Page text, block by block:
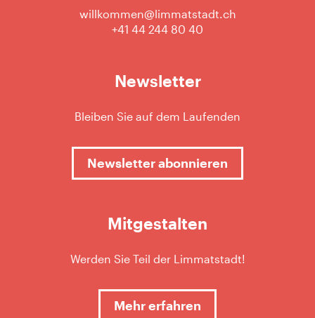
willkommen@limmatstadt.ch
+41 44 244 80 40
Newsletter
Bleiben Sie auf dem Laufenden
Newsletter abonnieren
Mitgestalten
Werden Sie Teil der Limmatstadt!
Mehr erfahren